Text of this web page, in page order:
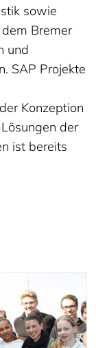
sowie
Bremer
und
SAP Projekte
Konzeption
der
ist bereits